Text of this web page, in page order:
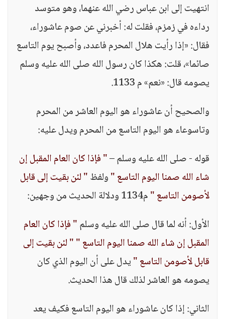
انتهيت إلى ابن عباس رضي الله عنهما، وهو متوسد
رداءه في زمزم، فقلت له: أخبرني عن صوم عاشوراء،
فقال: «إذا رأيت هلال المحرم فاعدد، وأصبح يوم التاسع
صائما»، قلت: هكذا كان رسول الله صلى الله عليه وسلم
يصومه قال: «نعم» م 1133.
والصحيح أن عاشوراء هو اليوم العاشر من المحرم
وتاسوعاء هو اليوم التاسع من المحرم ويدل عليه:
قوله - صلى الله عليه وسلم –" فإذا كان العام المقبل إن
شاء الله صمنا اليوم التاسع "ولفظ" لئن بقيت إلى قابل
لأصومن التاسع "م1134 ودلالة الحديث من وجهين:
الأول: أنه لما قال صلى الله عليه وسلم" فإذا كان العام
المقبل إن شاء الله صمنا اليوم التاسع "" لئن بقيت إلى
قابل لأصومن التاسع "يدل على أن اليوم الذي كان
يصومه هو العاشر لذلك قال هذا الحديث.
الثاني: إذا كان عاشوراء هو اليوم التاسع فكيف يعد